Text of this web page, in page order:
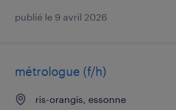
publié le 9 avril 2026
métrologue (f/h)
ris-orangis, essonne